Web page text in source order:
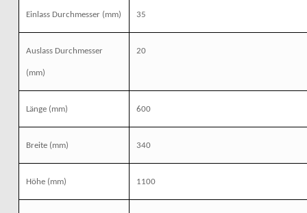
Einlass Durchmesser(mm) 35
Auslass Durchmesser
(mm)
20
Länge(mm) 600
Breite(mm) 340
Höhe(mm) 1100